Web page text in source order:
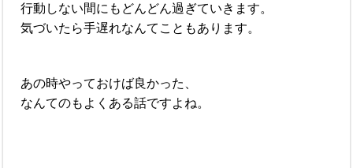
行動しない間にもどんどん過ぎていきます。
気づいたら手遅れなんてこともあります。
あの時やっておけば良かった、
なんてのもよくある話ですよね。